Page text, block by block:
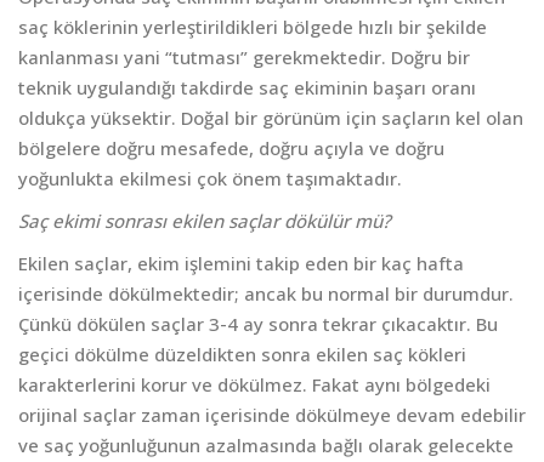
saç köklerinin yerleştirildikleri bölgede hızlı bir şekilde
kanlanması yani “tutması” gerekmektedir. Doğru bir
teknik uygulandığı takdirde saç ekiminin başarı oranı
oldukça yüksektir. Doğal bir görünüm için saçların kel olan
bölgelere doğru mesafede, doğru açıyla ve doğru
yoğunlukta ekilmesi çok önem taşımaktadır.
Saç ekimi sonrası ekilen saçlar dökülür mü?
Ekilen saçlar, ekim işlemini takip eden bir kaç hafta
içerisinde dökülmektedir; ancak bu normal bir durumdur.
Çünkü dökülen saçlar 3-4 ay sonra tekrar çıkacaktır. Bu
geçici dökülme düzeldikten sonra ekilen saç kökleri
karakterlerini korur ve dökülmez. Fakat aynı bölgedeki
orijinal saçlar zaman içerisinde dökülmeye devam edebilir
ve saç yoğunluğunun azalmasında bağlı olarak gelecekte